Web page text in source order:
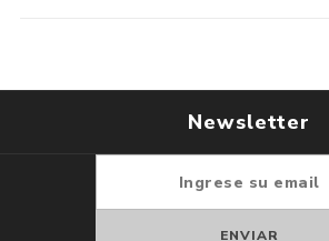
Newsletter